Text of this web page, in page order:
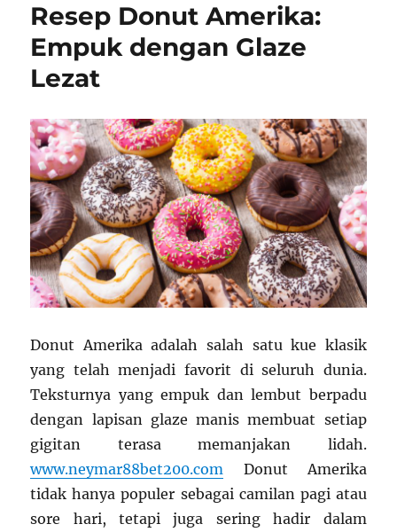
Resep Donut Amerika:
Empuk dengan Glaze
Lezat
Donut Amerika adalah salah satu kue klasik
yang telah menjadi favorit di seluruh dunia.
Teksturnya yang empuk dan lembut berpadu
dengan lapisan glaze manis membuat setiap
gigitan terasa memanjakan lidah.
www.neymar88bet200.com Donut Amerika
tidak hanya populer sebagai camilan pagi atau
sore hari, tetapi juga sering hadir dalam